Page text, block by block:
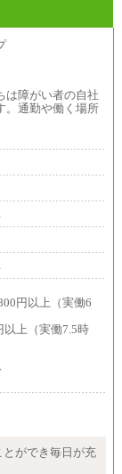
は障がい者の自社
。通勤や働く場所
円以上（実働6
実働7.5時
時間）
間）
ができ毎日が充